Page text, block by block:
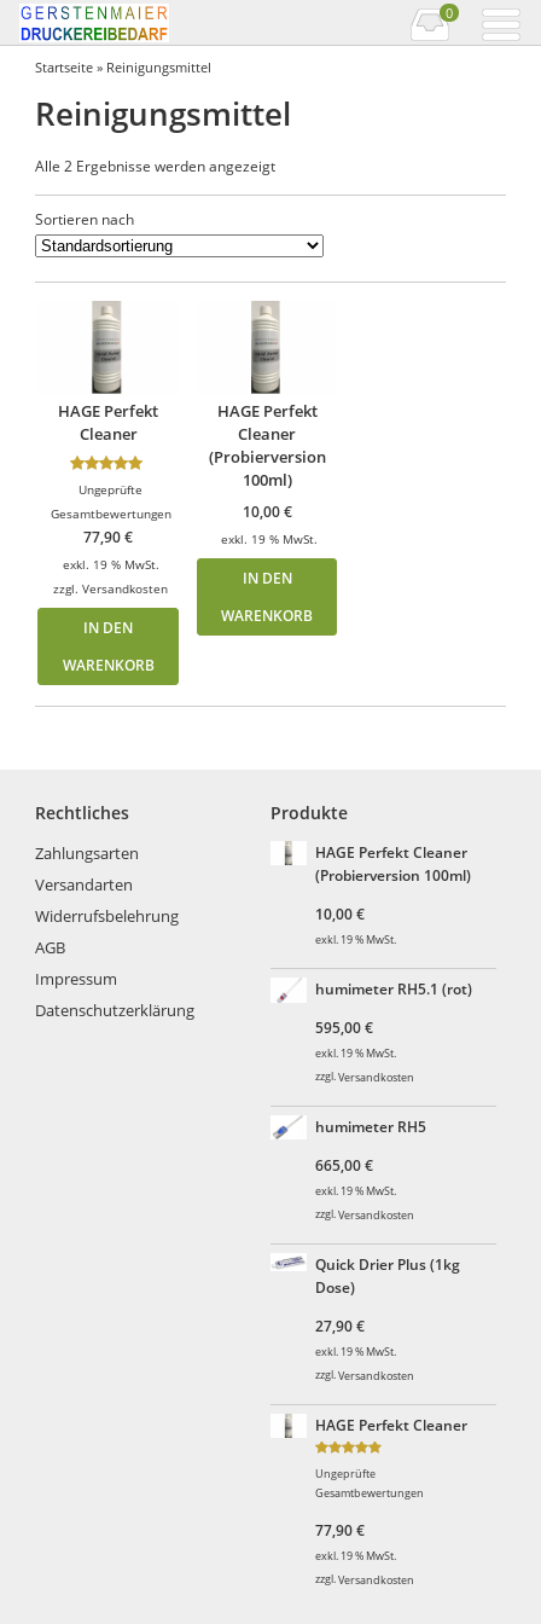
0
Startseite » Reinigungsmittel
Reinigungsmittel
Alle 2 Ergebnisse werden angezeigt
Sortieren nach
HAGE Perfekt
Cleaner
Bewertet
von 5
Ungeprüfte
Gesamtbewertungen
77,90€
exkl. 19 % MwSt.
zzgl.Versandkosten
IN DEN
WARENKORB
HAGE Perfekt
Cleaner
(Probierversion
100ml)
10,00€
exkl. 19 % MwSt.
IN DEN
WARENKORB
Rechtliches
Zahlungsarten
Versandarten
Widerrufsbelehrung
AGB
Impressum
Datenschutzerklärung
Produkte
HAGE Perfekt Cleaner
(Probierversion 100ml)
10,00€
exkl. 19 % MwSt.
humimeter RH5.1 (rot)
595,00€
exkl. 19 % MwSt.
zzgl.Versandkosten
humimeter RH5
665,00€
exkl. 19 % MwSt.
zzgl.Versandkosten
Quick Drier Plus (1kg
Dose)
27,90€
exkl. 19 % MwSt.
zzgl.Versandkosten
HAGE Perfekt Cleaner
Bewertet
mit5.00
von 5
Ungeprüfte
Gesamtbewertungen
77,90€
exkl. 19 % MwSt.
zzgl.Versandkosten